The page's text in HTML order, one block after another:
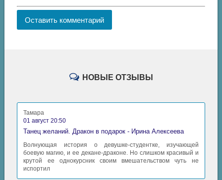
Оставить комментарий
НОВЫЕ ОТЗЫВЫ
Тамара
01 август 20:50
Танец желаний. Дракон в подарок - Ирина Алексеева
Волнующая история о девушке-студентке, изучающей
боевую магию, и ее декане-драконе. Но слишком красивый и
крутой ее однокурсник своим вмешательством чуть не
испортил